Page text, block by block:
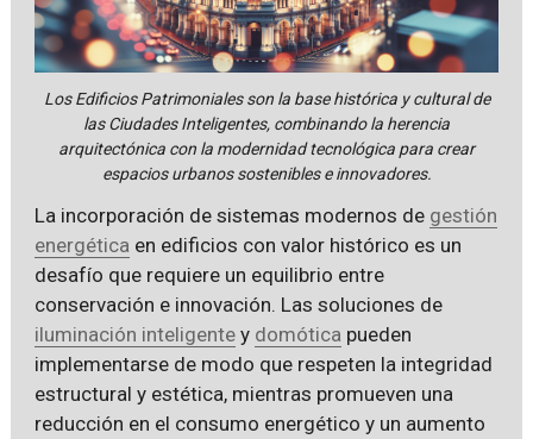
Los Edificios Patrimoniales son la base histórica y cultural de
las Ciudades Inteligentes, combinando la herencia
arquitectónica con la modernidad tecnológica para crear
espacios urbanos sostenibles e innovadores.
La incorporación de sistemas modernos de gestión
energética en edificios con valor histórico es un
desafío que requiere un equilibrio entre
conservación e innovación. Las soluciones de
iluminación inteligentey domótica pueden
implementarse de modo que respeten la integridad
estructural y estética, mientras promueven una
reducción en el consumo energético y un aumento